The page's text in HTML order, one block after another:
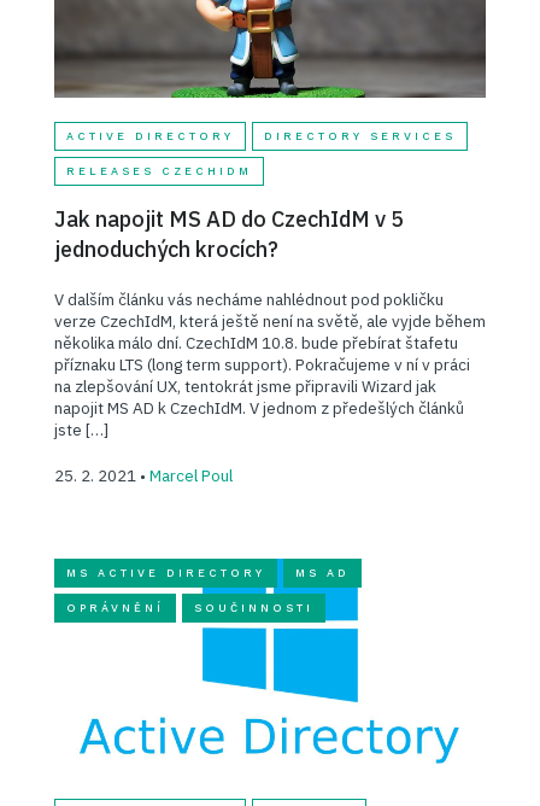
ACTIVE DIRECTORY DIRECTORY SERVICES
RELEASES CZECHIDM
Jak napojit MS AD do CzechIdM v 5
jednoduchých krocích?
V dalším článku vás necháme nahlédnout pod pokličku
verze CzechIdM, která ještě není na světě, ale vyjde během
několika málo dní. CzechIdM 10.8. bude přebírat štafetu
příznaku LTS (long term support). Pokračujeme v ní v práci
na zlepšování UX, tentokrát jsme připravili Wizard jak
napojit MS AD k CzechIdM. V jednom z předešlých článků
jste […]
25. 2. 2021 • Marcel Poul
MS ACTIVE DIRECTORY MS AD
OPRÁVNĚNÍ SOUČINNOSTI